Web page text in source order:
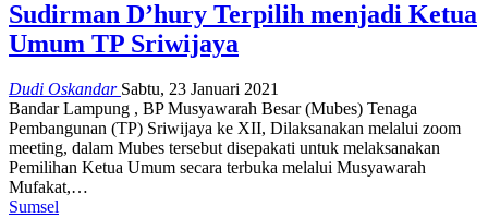
Sudirman D’hury Terpilih menjadi Ketua
Umum TP Sriwijaya
Dudi Oskandar Sabtu, 23 Januari 2021
Bandar Lampung , BP Musyawarah Besar (Mubes) Tenaga
Pembangunan (TP) Sriwijaya ke XII, Dilaksanakan melalui zoom
meeting, dalam Mubes tersebut disepakati untuk melaksanakan
Pemilihan Ketua Umum secara terbuka melalui Musyawarah
Mufakat,…
Sumsel